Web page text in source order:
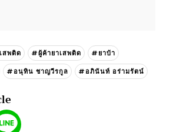
สพติด #ผู้ค้ายาเสพติด
#ยาบ้า
#อนุทิน ชาญวีรกูล #อภินันท์ อร่ามรัตน์